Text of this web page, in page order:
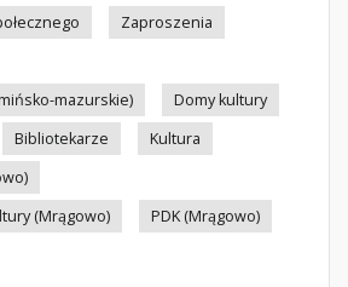
Zaproszenia
mazurskie)
Domy kultury
Bibliotekarze
Kultura
(Mrągowo)
PDK (Mrągowo)